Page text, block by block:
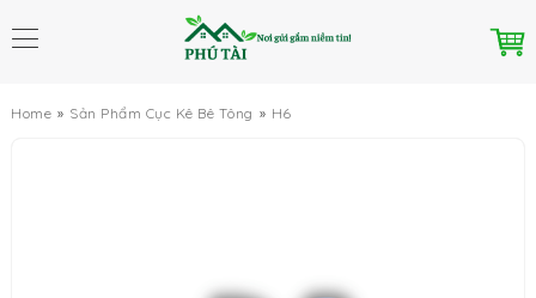
Home Sản Phẩm Cục Kê Bê Tông H6